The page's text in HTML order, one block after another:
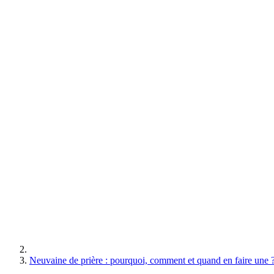
Neuvaine de prière : pourquoi, comment et quand en faire une